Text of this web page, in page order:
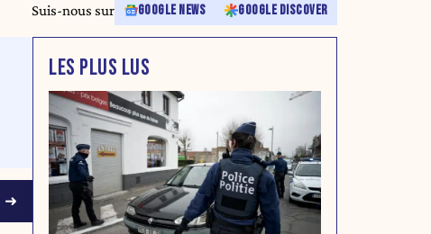
Suis-nous sur GOOGLE NEWS GOOGLE DISCOVER
LES PLUS LUS